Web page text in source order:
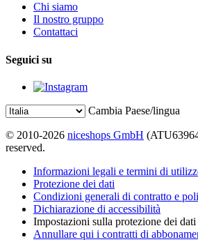
Chi siamo
Il nostro gruppo
Contattaci
Seguici su
Cambia Paese/lingua
© 2010-2026 niceshops GmbH
reserved.
Informazioni legali e termini di
Protezione dei dati
Condizioni generali di contratto e
Dichiarazione di accessibilità
Impostazioni sulla protezione dei dati
Annullare qui i contratti di